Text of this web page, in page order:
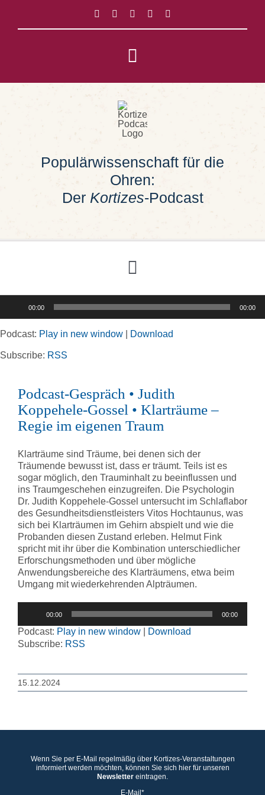
springen
Toggle
Navigation
Impressum
Datenschutz
Populärwissenschaft für die
Ohren:
Der Kortizes-Podcast
Toggle
Navigation
Rubriken
Kortizes Website
00:00 00:00
Podcast: Play in new window Download
Subscribe: RSS
Podcast-Gespräch • Judith
Koppehele-Gossel • Klarträume –
Regie im eigenen Traum
Klarträume sind Träume, bei denen sich der
Träumende bewusst ist, dass er träumt. Teils ist es
sogar möglich, den Trauminhalt zu beeinflussen und
ins Traumgeschehen einzugreifen. Die Psychologin
Dr. Judith Koppehele-Gossel untersucht im Schlaflabor
des Gesundheitsdienstleisters Vitos Hochtaunus, was
sich bei Klarträumen im Gehirn abspielt und wie die
Probanden diesen Zustand erleben. Helmut Fink
spricht mit ihr über die Kombination unterschiedlicher
Erforschungsmethoden und über mögliche
Anwendungsbereiche des Klarträumens, etwa beim
Umgang mit wiederkehrenden Alpträumen.
00:00 00:00
Podcast: Play in new window
Download
Subscribe: RSS
15.12.2024
Wenn Sie per E-Mail regelmäßig über Kortizes-Veranstaltungen
informiert werden möchten, können Sie sich hier für unseren
Newsletter eintragen.
E-Mail*